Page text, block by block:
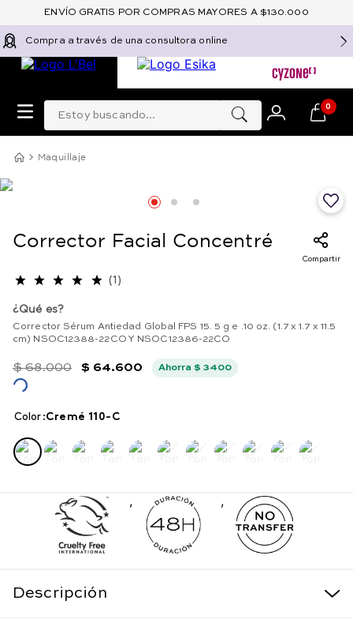
Compra a través de una consultora online
Estoy buscando... 0
ENVÍO GRATIS POR COMPRAS MAYORES A $130.000
Maquillaje
Corrector Facial Concentré
Compartir
(1 )
¿Qué es?
Corrector Sérum Antiedad Global FPS 15. 5 g e .10 oz. (1.7 x 1.7 x 11.5
cm) NSOC12388-22CO Y NSOC12386-22CO
$ 68.000 $ 64.600 Ahorra$ 3400
Color :cremé 110-c
, ,
Descripción